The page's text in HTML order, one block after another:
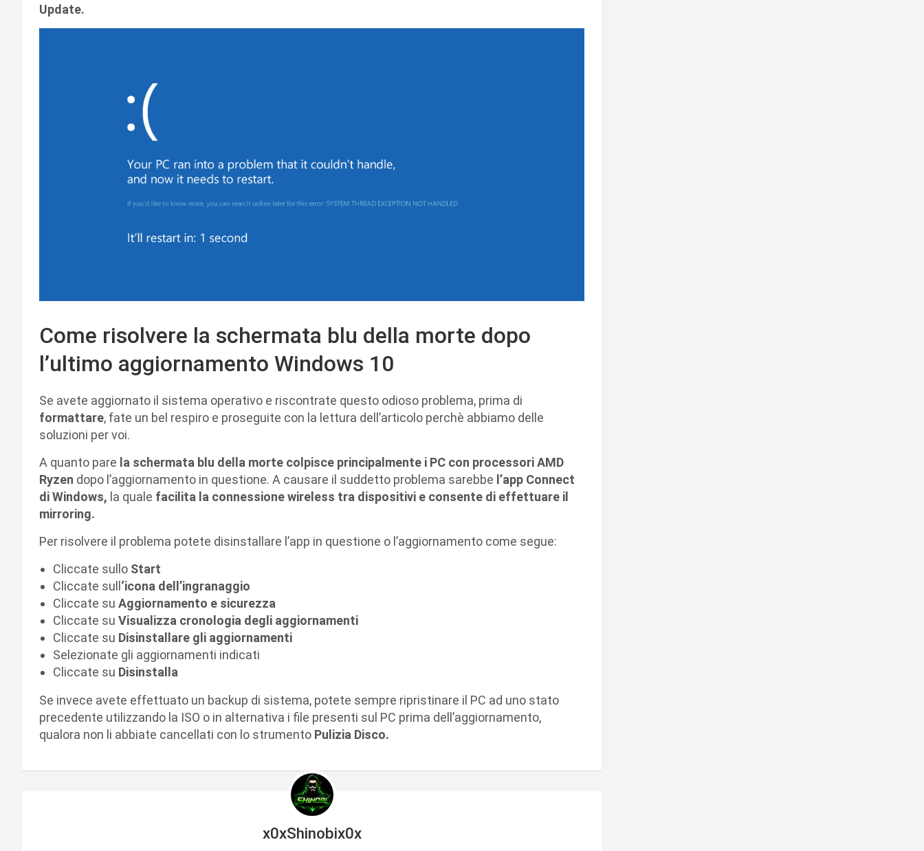
Update.
Come risolvere la schermata blu della morte dopo
l’ultimo aggiornamento Windows 10
Se avete aggiornato il sistema operativo e riscontrate questo odioso problema, prima di
formattare, fate un bel respiro e proseguite con la lettura dell’articolo perchè abbiamo delle
soluzioni per voi.
A quanto pare la schermata blu della morte colpisce principalmente i PC con processori AMD
Ryzen dopo l’aggiornamento in questione. A causare il suddetto problema sarebbe l’app Connect
di Windows, la quale facilita la connessione wireless tra dispositivi e consente di effettuare il
mirroring.
Per risolvere il problema potete disinstallare l’app in questione o l’aggiornamento come segue:
Cliccate sullo Start
Cliccate sull‘icona dell’ingranaggio
Cliccate su Aggiornamento e sicurezza
Cliccate su Visualizza cronologia degli aggiornamenti
Cliccate su Disinstallare gli aggiornamenti
Selezionate gli aggiornamenti indicati
Cliccate su Disinstalla
Se invece avete effettuato un backup di sistema, potete sempre ripristinare il PC ad uno stato
precedente utilizzando la ISO o in alternativa i file presenti sul PC prima dell’aggiornamento,
qualora non li abbiate cancellati con lo strumento Pulizia Disco.
x0xShinobix0x